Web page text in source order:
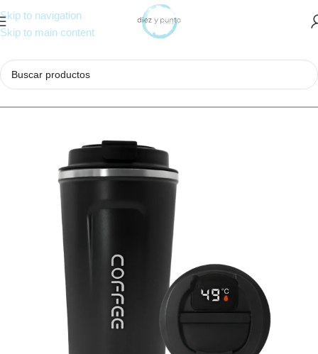
Skip to navigation
Skip to main content